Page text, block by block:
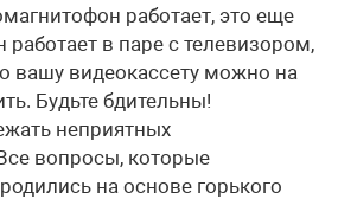
работает, это еще
работает в паре с телевизором,
вашу видеокассету можно на
Будьте бдительны!
неприятных
вопросы, которые
на основе горького